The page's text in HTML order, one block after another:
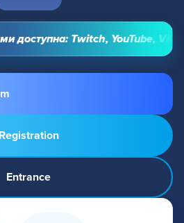
доступна: Twitch, YouTube, VK
Registration
Entrance